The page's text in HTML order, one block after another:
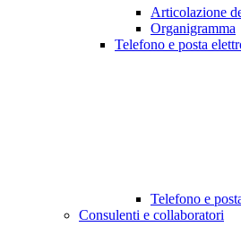
Articolazione
Organigramma
Telefono e posta
Telefono e
Consulenti e collaboratori